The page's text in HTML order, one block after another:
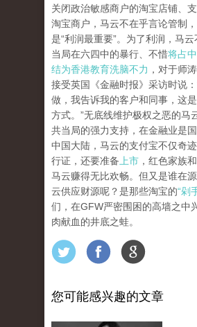
关闭政治敏感商户的淘宝店铺、
淘宝商户，马云不在乎言论管制
是“利润最重要”。为了利润，马
当局在六四中的暴行、不惜将占
结为香港教育洗脑不力 ，对于师
接受英国《金融时报》采访时说
做，我告诉我的客户和同事，这
方式。”无底线维护极权之恶的马
共当局的强力支持，在金融业是
中国大陆，马云的支付宝不仅奇
行证，还要准备 上市 ，红色家族
马云赚得无比欢畅。但又是谁在
云供应财源呢？是那些淘宝的“剁
们，在GFW严密围困的高墙之中
肉献血的井底之蛙。
您可能感兴趣的文章